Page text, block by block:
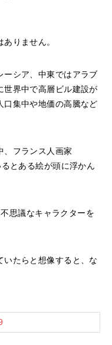
りません。
ーシア、中東ではアラブ
世界中で高層ビル建設が
口集中や地価の高騰など
、フランス人画家
とある絵が頭に浮かん
思議なキャラクターを
いたらと想像すると、な